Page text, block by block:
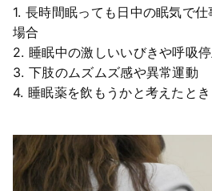
1. 長時間眠っても日中の眠気で
場合
2. 睡眠中の激しいいびきや呼吸
3. 下肢のムズムズ感や異常運動
4. 睡眠薬を飲もうかと考えたとき